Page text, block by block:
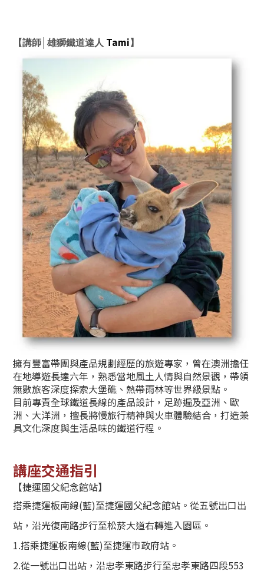
【講師│雄獅鐵道達人 Tami】
擁有豐富帶團與產品規劃經歷的旅遊專家，曾在澳洲擔任
在地導遊長達六年，熟悉當地風土人情與自然景觀，帶領
無數旅客深度探索大堡礁、熱帶雨林等世界級景點。
目前專責全球鐵道長線的產品設計，足跡遍及亞洲、歐
洲、大洋洲，擅長將慢旅行精神與火車體驗結合，打造兼
具文化深度與生活品味的鐵道行程。
講座交通指引
【捷運國父紀念館站】
搭乘捷運板南線(藍)至捷運國父紀念館站。從五號出口出
站，沿光復南路步行至松菸大道右轉進入園區。
1.搭乘捷運板南線(藍)至捷運市政府站。
2.從一號出口出站，沿忠孝東路步行至忠孝東路四段553